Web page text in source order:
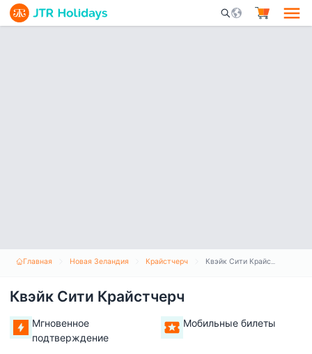
Mobile Search
Главная Новая Зеландия Крайстчерч Квэйк Сити Крайстчерч
Квэйк Сити Крайстчерч
Мгновенное
подтверждение
Мобильные билеты